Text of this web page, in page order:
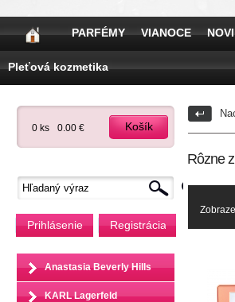
PARFÉMY VIANOCE
Pleťová kozmetika
0 ks 0.00 € Košík
Prihlásenie Registrácia
Anastasia Beverly Hills
KARL Lagerfeld
Rôzne